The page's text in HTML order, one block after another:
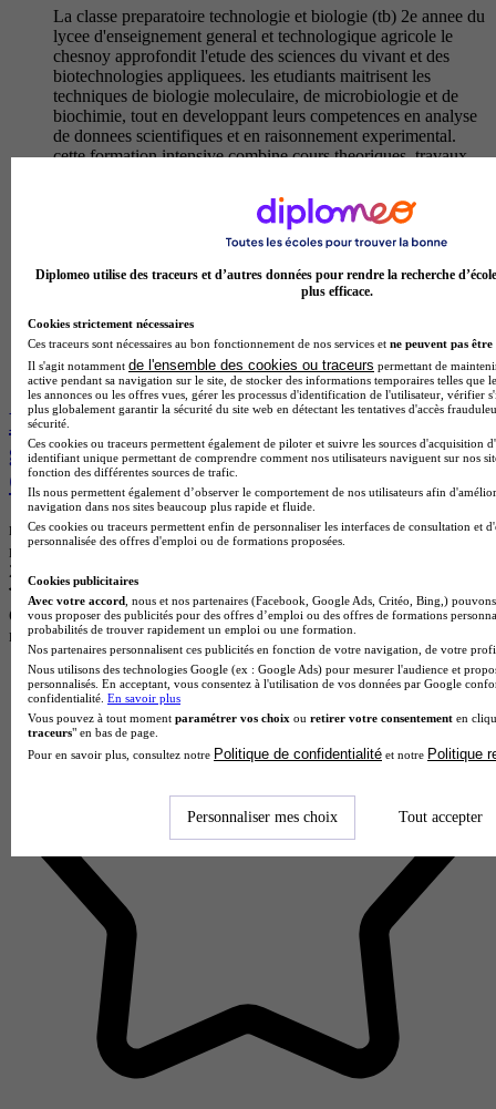
La classe preparatoire technologie et biologie (tb) 2e annee du
lycee d'enseignement general et technologique agricole le
chesnoy approfondit l'etude des sciences du vivant et des
biotechnologies appliquees. les etudiants maitrisent les
techniques de biologie moleculaire, de microbiologie et de
biochimie, tout en developpant leurs competences en analyse
de donnees scientifiques et en raisonnement experimental.
cette formation intensive combine cours theoriques, travaux
concours d'entree des grandes ecoles. les diplomes integrent
prioritairement les ecoles nationales veterinaires, les ecoles
d'ingenieurs en agronomie, agroalimentaire et
d'excellence forme des futurs veterinaires, ingenieurs
agronomes, chercheurs en sciences du vivant et cadres
techniques dans les secteurs de l'environnement, de
l'agroalimentaire et des biotechnologies medicales.
Temps plein
En présentiel
Les avis sur Lycée d'enseignement
général et technologique agricole le
Chesnoy
note de4.5
note de 4.5/5
2 avis
COURS
note de4
Diplomeo utilise des traceurs et d’autres données pour rendre la recherche
plus efficace.
Cookies strictement nécessaires
Ces traceurs sont nécessaires au bon fonctionnement de nos services et ne peuvent pas être
Il s'agit notamment de l'ensemble des cookies ou traceurs permettant de
active pendant sa navigation sur le site, de stocker des informations temporaires telles que
les annonces ou les offres vues, gérer les processus d'identification de l'utilisateur, vérifier
plus globalement garantir la sécurité du site web en détectant les tentatives d'accès
sécurité.
Ces cookies ou traceurs permettent également de piloter et suivre les sources d'acquisition
identifiant unique permettant de comprendre comment nos utilisateurs naviguent sur nos
fonction des différentes sources de trafic.
Ils nous permettent également d’observer le comportement de nos utilisateurs afin
navigation dans nos sites beaucoup plus rapide et fluide.
Ces cookies ou traceurs permettent enfin de personnaliser les interfaces de consultation et
personnalisée des offres d'emploi ou de formations proposées.
Cookies publicitaires
Avec votre accord , nous et nos partenaires (Facebook, Google Ads, Critéo, Bing,)
vous proposer des publicités pour des offres d’emploi ou des offres de formations
probabilités de trouver rapidement un emploi ou une formation.
Nos partenaires personnalisent ces publicités en fonction de votre navigation, de votre
Nous utilisons des technologies Google (ex : Google Ads) pour mesurer l'audience et
personnalisés. En acceptant, vous consentez à l'utilisation de vos données par Google
confidentialité. En savoir plus
Vous pouvez à tout moment paramétrer vos choix ou retirer votre consentement en
traceurs" en bas de page.
Pour en savoir plus, consultez notre Politique de confidentialité et notre Politique
Personnaliser mes choix Tout accepter